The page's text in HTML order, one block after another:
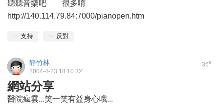
聽聽音樂吧 很多唷
http://140.114.79.84:7000/pianopen.htm
支持 反對
35#
靜竹林
2004-4-23 18:10:32
網站分享
醫院瘋雲...笑一笑有益身心哦...